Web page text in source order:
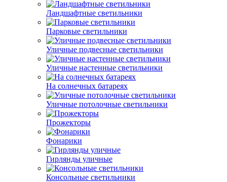
Ландшафтные светильники
Парковые светильники
Уличные подвесные светильники
Уличные настенные светильники
На солнечных батареях
Уличные потолочные светильники
Прожекторы
Фонарики
Гирлянды уличные
Консольные светильники